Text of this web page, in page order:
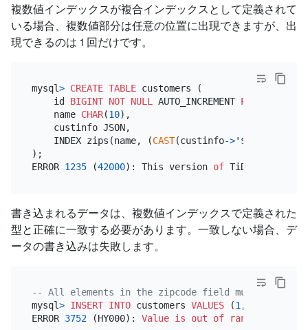
複数値インデックスが複合インデックスとして定義されて
いる場合、複数値部分は任意の位置に出現できますが、出
現できるのは 1 回だけです。
mysql> CREATE TABLE customers (
    id
BIGINT NOT NULL AUTO_INCREMENT PRIMARY KEY
    name
CHAR(10),
    custinfo JSON,
    INDEX zips(name, (
CAST(custinfo->'$.zipcode'
);
ERROR 1235 (42000): This version of TiDB doesn
書き込まれるデータは、複数値インデックスで定義された
型と正確に一致する必要があります。一致しない場合、デ
ータの書き込みは失敗します。
-- All elements in the zipcode field must be the
mysql> INSERT INTO customers VALUES (1,
ERROR 3752 (HY000): Value is out of range